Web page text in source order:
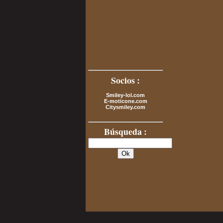
Socios :
Smiley-lol.com
E-moticone.com
Citysmiley.com
Búsqueda :